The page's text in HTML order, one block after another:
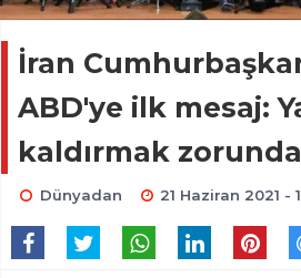
İran
ABD'ye ilk mesaj:
kaldırmak
Dünyadan 21 Haziran 2021 -